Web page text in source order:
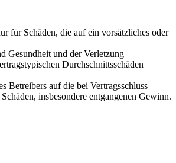
für Schäden, die auf ein vorsätzliches oder
Gesundheit und der Verletzung
Durchschnittsschäden
Betreibers auf die bei Vertragsschluss
insbesondere entgangenen Gewinn.